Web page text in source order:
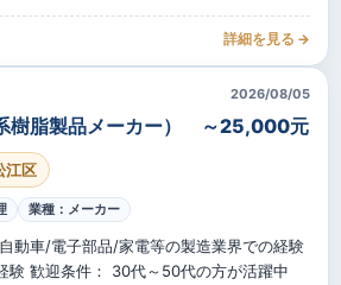
詳細を見る →
2026/08/05
樹脂製品メーカー） ～25,000元
江区
業種：メーカー
動車/電子部品/家電等の製造業界での経験
験 歓迎条件： 30代～50代の方が活躍中